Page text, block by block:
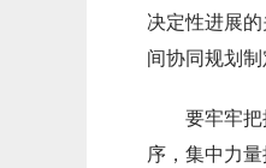
决定性进展
间协同规划
要牢牢
序，集中力